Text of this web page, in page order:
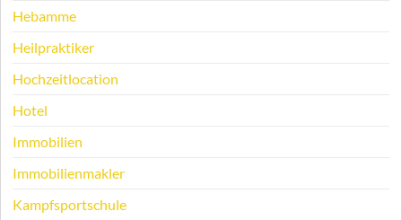
Hebamme
Heilpraktiker
Hochzeitlocation
Hotel
Immobilien
Immobilienmakler
Kampfsportschule